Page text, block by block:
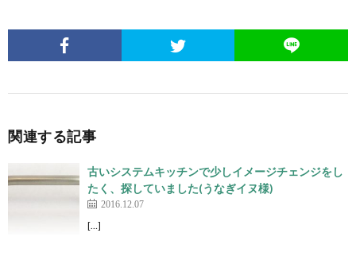
関連する記事
古いシステムキッチンで少しイメージチェンジをし
たく、探していました(うなぎイヌ様)
2016.12.07
[…]